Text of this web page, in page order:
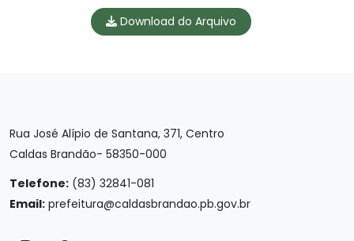
Download do Arquivo
Rua José Alípio de Santana, 371, Centro
Caldas Brandão- 58350-000
Telefone: (83) 32841-081
Email: prefeitura@caldasbrandao.pb.gov.br